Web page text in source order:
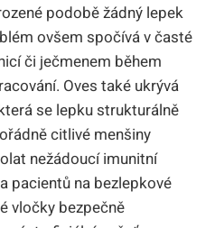
podobě žádný lepek
ovšem spočívá v časté
či ječmenem během
Oves také ukrývá
se lepku strukturálně
citlivé menšiny
nežádoucí imunitní
pacientů na bezlepkové
vločky bezpečně